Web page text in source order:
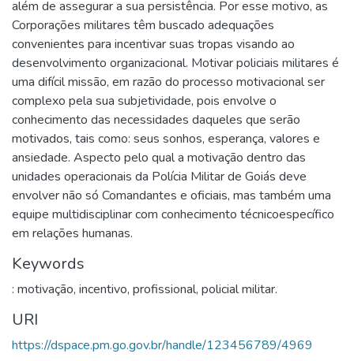
além de assegurar a sua persistência. Por esse motivo, as
Corporações militares têm buscado adequações
convenientes para incentivar suas tropas visando ao
desenvolvimento organizacional. Motivar policiais militares é
uma difícil missão, em razão do processo motivacional ser
complexo pela sua subjetividade, pois envolve o
conhecimento das necessidades daqueles que serão
motivados, tais como: seus sonhos, esperança, valores e
ansiedade. Aspecto pelo qual a motivação dentro das
unidades operacionais da Polícia Militar de Goiás deve
envolver não só Comandantes e oficiais, mas também uma
equipe multidisciplinar com conhecimento técnicoespecífico
em relações humanas.
Keywords
: motivação, incentivo, profissional, policial militar.
URI
https://dspace.pm.go.gov.br/handle/123456789/4969